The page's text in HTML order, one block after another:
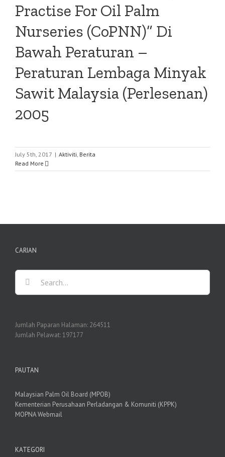
Practise For Oil Palm
Nurseries (CoPNN)” Di
Bawah Peraturan –
Peraturan Lembaga Minyak
Sawit Malaysia (Perlesenan)
2005
July 5th, 2017 | Aktiviti, Berita
Read More
CARIAN
Search
Jumlah Paparan Halaman: 264511
Jumlah Pelawat:197177
PAUTAN
Malaysian Palm Oil Board (MPOB)
Kementerian Perusahaan Perladangan & Komuniti (KPPK)
MOPNA Webmail
KATEGORI